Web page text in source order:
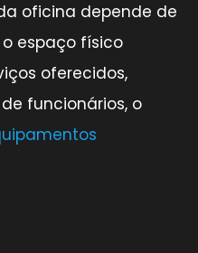
oficina depende de
espaço físico
oferecidos,
funcionários, o